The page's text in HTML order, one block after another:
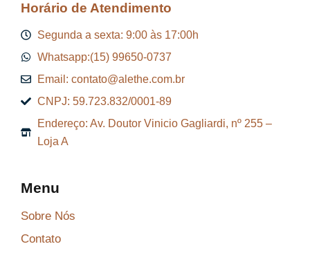
Horário de Atendimento
Segunda a sexta: 9:00 às 17:00h
Whatsapp:(15) 99650-0737
Email: contato@alethe.com.br
CNPJ: 59.723.832/0001-89
Endereço: Av. Doutor Vinicio Gagliardi, nº 255 –
Loja A
Menu
Sobre Nós
Contato